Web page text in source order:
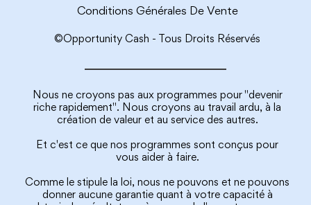
Conditions Générales De Vente
©Opportunity Cash - Tous Droits Réservés
Nous ne croyons pas aux programmes pour "devenir
riche rapidement". Nous croyons au travail ardu, à la
création de valeur et au service des autres.
Et c'est ce que nos programmes sont conçus pour
vous aider à faire.
Comme le stipule la loi, nous ne pouvons et ne pouvons
donner aucune garantie quant à votre capacité à